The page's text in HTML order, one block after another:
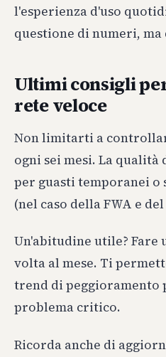
l'esperienza d'uso
questione di numeri,
Ultimi consigli
rete veloce
Non limitarti a
ogni sei mesi. La
per guasti temporanei
(nel caso della FWA e del
Un'abitudine utile? Fare
volta al mese. Ti
trend di peggioramento
problema critico.
Ricorda anche di